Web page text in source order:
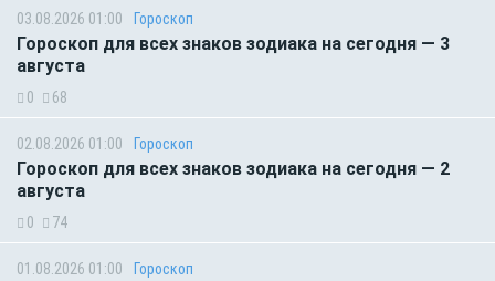
03.08.2026 01:00 Гороскоп
Гороскоп для всех знаков зодиака на сегодня — 3
августа
0 68
02.08.2026 01:00 Гороскоп
Гороскоп для всех знаков зодиака на сегодня — 2
августа
0 74
01.08.2026 01:00 Гороскоп